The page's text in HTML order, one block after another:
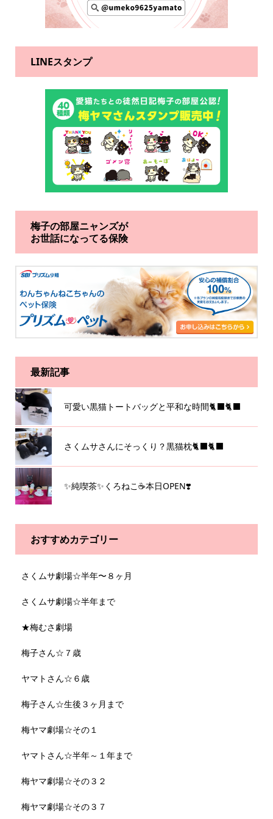
LINEスタンプ
梅子の部屋ニャンズが
お世話になってる保険
最新記事
可愛い黒猫トートバッグと平和な時間🐈‍⬛🐈‍⬛
さくムサさんにそっくり？黒猫枕🐈‍⬛🐈‍⬛
✨純喫茶✨くろねこ☕️本日OPEN❣️
おすすめカテゴリー
さくムサ劇場☆半年〜８ヶ月
さくムサ劇場☆半年まで
★梅むさ劇場
梅子さん☆７歳
ヤマトさん☆６歳
梅子さん☆生後３ヶ月まで
梅ヤマ劇場☆その１
ヤマトさん☆半年～１年まで
梅ヤマ劇場☆その３２
梅ヤマ劇場☆その３７